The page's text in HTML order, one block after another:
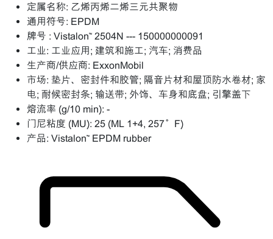
定属名称: 乙烯丙烯二烯三元共聚物
通用符号: EPDM
牌号 : Vistalon™ 2504N --- 150000000091
工业: 工业应用; 建筑和施工; 汽车; 消费品
生产商/供应商: ExxonMobil
市场: 垫片、密封件和胶管; 隔音片材和屋顶防水卷材; 家
电; 耐候密封条; 输送带; 外饰、车身和底盘; 引擎盖下
熔流率 (g/10 min): -
门尼粘度 (MU): 25 (ML 1+4, 257°F)
产品: Vistalon™ EPDM rubber